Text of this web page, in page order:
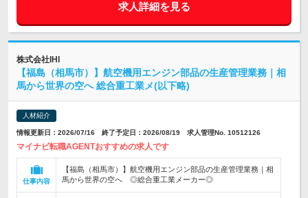
求人詳細を見る
株式会社IHI
【福島（相馬市）】航空機用エンジン部品の生産管理業務｜相
馬から世界の空へ 総合重工業メ(以下略)
人材紹介
情報更新日：2026/07/16 終了予定日：2026/08/19 求人管理No. 10512126
マイナビ転職AGENTおすすめの求人です
仕事内容
【福島（相馬市）】航空機用エンジン部品の生産管理業務｜相
馬から世界の空へ ◎総合重工業メーカー◎